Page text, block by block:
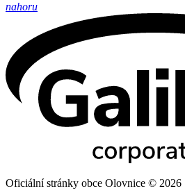
nahoru
Oficiální stránky obce Olovnice © 2026